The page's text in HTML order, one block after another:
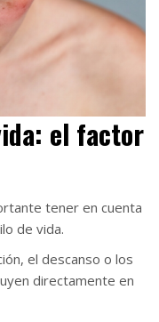
el factor
tener en cuenta
de vida.
el descanso o los
directamente en